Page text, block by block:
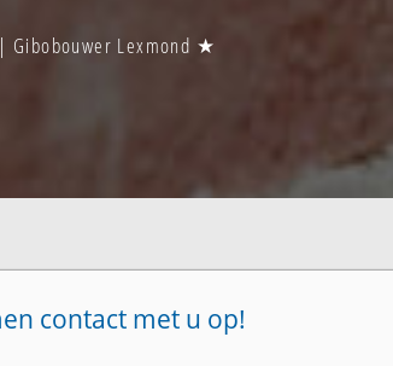
Lexmond ★
contact met u op!